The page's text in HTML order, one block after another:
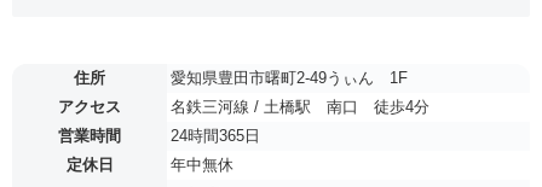
住所
愛知県豊田市曙町2-49うぃん 1F
アクセス
名鉄三河線 / 土橋駅 南口 徒歩4分
営業時間
24時間365日
定休日
年中無休